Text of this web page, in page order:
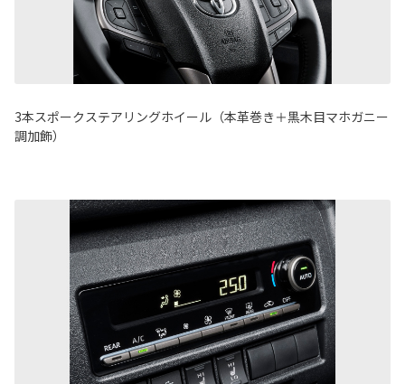
3本スポークステアリングホイール（本革巻き＋黒木目マホガニー
調加飾）